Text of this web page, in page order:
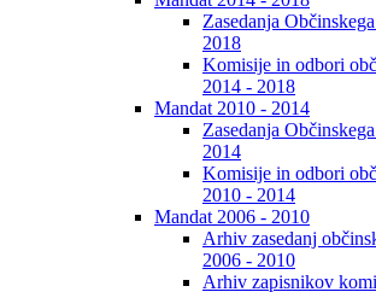
Zasedanja
2018
Komisije in odbori
2014 - 2018
Mandat 2010 - 2014
Zasedanja
2014
Komisije in odbori
2010 - 2014
Mandat 2006 - 2010
Arhiv zasedanj
2006 - 2010
Arhiv zapisnikov